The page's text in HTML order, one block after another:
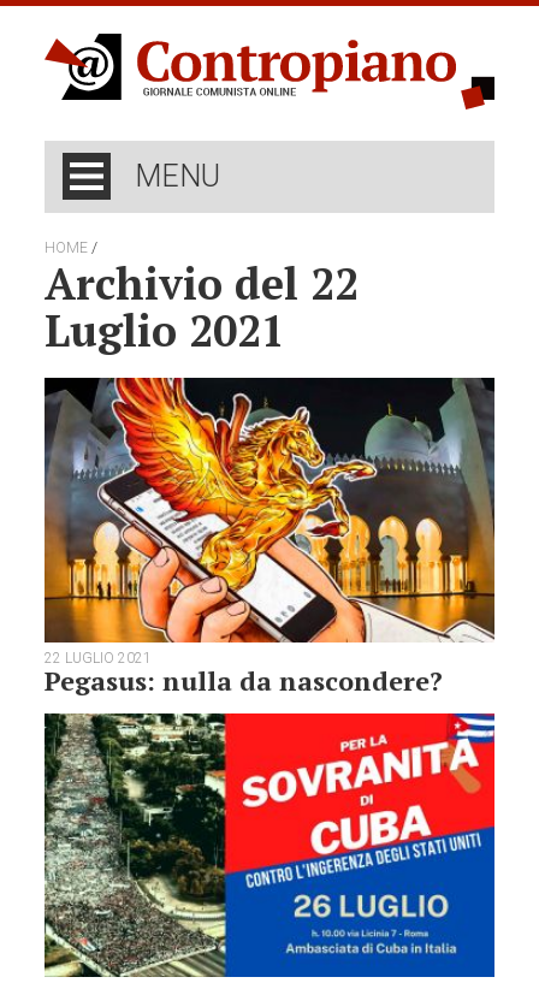
MENU
HOME /
Archivio del 22
Luglio 2021
22 LUGLIO 2021
Pegasus: nulla da nascondere?